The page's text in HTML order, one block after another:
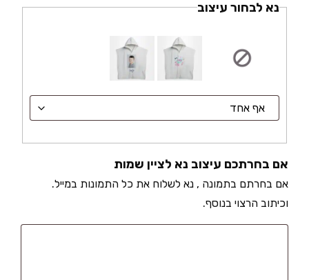
נא לבחור עיצוב
אם בחרתכם עיצוב נא לציין שמות
אם בחרתם בתמונה , נא לשלוח את כל התמונות במייל.
וכיתוב הרצוי בנוסף.